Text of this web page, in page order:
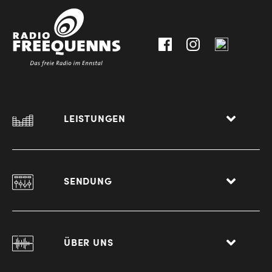
LEISTUNGEN
SENDUNG
ÜBER UNS